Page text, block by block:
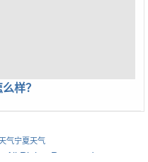
样？
气宁夏天气
, All Rights Reserved.